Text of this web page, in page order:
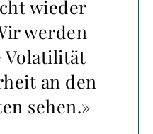
wieder
werden
Volatilität
an den
sehen.»